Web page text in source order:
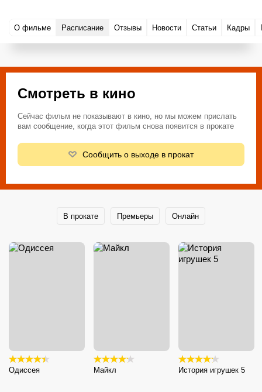
О фильме Расписание Отзывы Новости Статьи Кадры
Смотреть в кино
Сейчас фильм не показывают в кино, но мы можем прислать
вам сообщение, когда этот фильм снова появится в прокате
Сообщить о выходе в прокат
В прокате Премьеры Онлайн
Одиссея Майкл История игрушек 5